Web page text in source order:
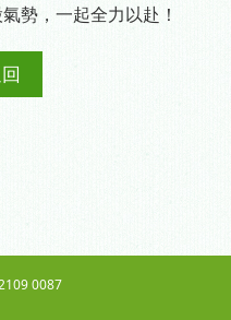
勢，一起全力以赴！
0087